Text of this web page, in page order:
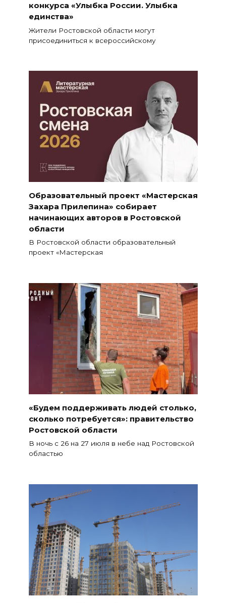
конкурса «Улыбка России. Улыбка
единства»
Жители Ростовской области могут
присоединиться к всероссийскому
Образовательный проект «Мастерская
Захара Прилепина» собирает
начинающих авторов в Ростовской
области
В Ростовской области образовательный
проект «Мастерская
«Будем поддерживать людей столько,
сколько потребуется»: правительство
Ростовской области
В ночь с 26 на 27 июля в небе над Ростовской
областью